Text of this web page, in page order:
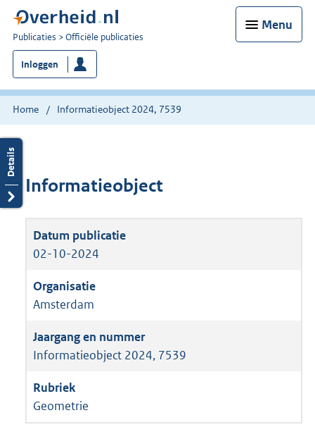
Menu
U
bent
nu
hier:
Publicaties Officiële publicaties
Inloggen
Home Informatieobject 2024, 7539
Informatieobject
02-10-2024
Amsterdam
Informatieobject 2024, 7539
Geometrie